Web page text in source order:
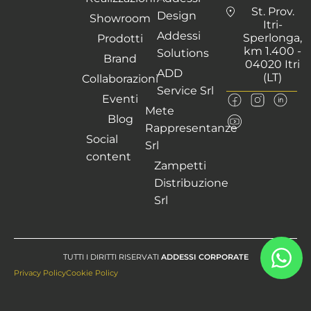
Showroom
Prodotti
Brand
Collaborazioni
Eventi
Blog
Social
content
Design
Addessi
Solutions
ADD
Service Srl
Mete
Rappresentanze
Srl
Zampetti
Distribuzione
Srl
St. Prov.
Itri-
Sperlonga,
km 1.400 -
04020 Itri
(LT)
TUTTI I DIRITTI RISERVATI ADDESSI CORPORATE
Privacy PolicyCookie Policy